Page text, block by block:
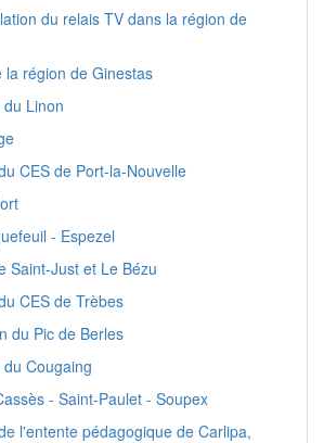
du relais TV dans la région de
la région de Ginestas
Linon
CES de Port-la-Nouvelle
- Espezel
Saint-Just et Le Bézu
CES de Trèbes
du Pic de Berles
Cougaing
- Saint-Paulet - Soupex
l'entente pédagogique de Carlipa,